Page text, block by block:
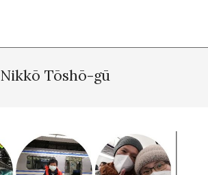
Nikkō Tōshō-gū